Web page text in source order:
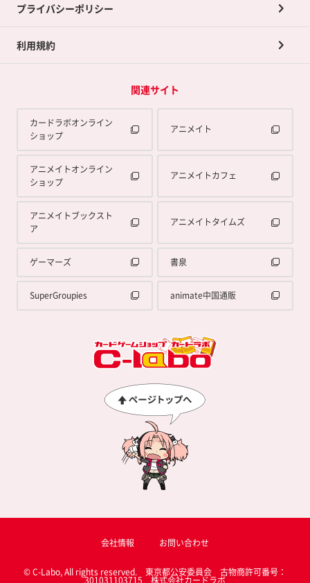
プライバシーポリシー
利用規約
関連サイト
カードラボオンライン
ショップ
アニメイト
アニメイトオンライン
ショップ
アニメイトカフェ
アニメイトブックスト
ア
アニメイトタイムズ
ゲーマーズ 書泉
SuperGroupies animate中国通販
会社情報 お問い合わせ
© C-Labo, All rights reserved. 東京都公安委員会 古物商許可番号：
301031103715 株式会社カードラボ